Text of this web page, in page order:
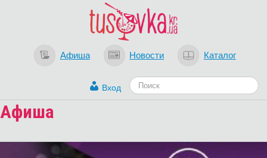
Афиша Новости Каталог
Вход
Афиша